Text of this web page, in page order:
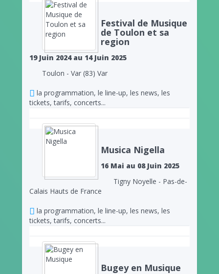
Festival de Musique
de Toulon et sa
region
19 Juin 2024 au 14 Juin 2025
Toulon - Var (83) Var
la programmation, le line-up, les news, les
tickets, tarifs, concerts...
Musica Nigella
16 Mai au 08 Juin 2025
Tigny Noyelle - Pas-de-
Calais Hauts de France
la programmation, le line-up, les news, les
tickets, tarifs, concerts...
Bugey en Musique